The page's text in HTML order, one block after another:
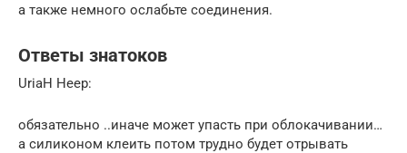
а также немного ослабьте соединения.
Ответы знатоков
UriaH Heep:
обязательно ..иначе может упасть при облокачивании…
а силиконом клеить потом трудно будет отрывать